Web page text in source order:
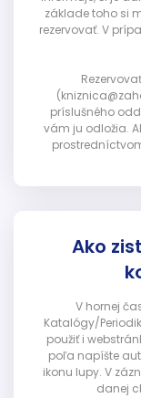
základe toho si
rezervovať. V
príslušného
vám ju odložia.
Ako
V hornej
Katalógy/
použiť i
poľa napíšte
ikonu lupy. V
danej